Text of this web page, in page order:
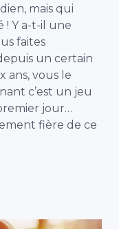
mais qui
! Y a-t-il une
faites
un certain
ans, vous le
c’est un jeu
jour…
fière de ce